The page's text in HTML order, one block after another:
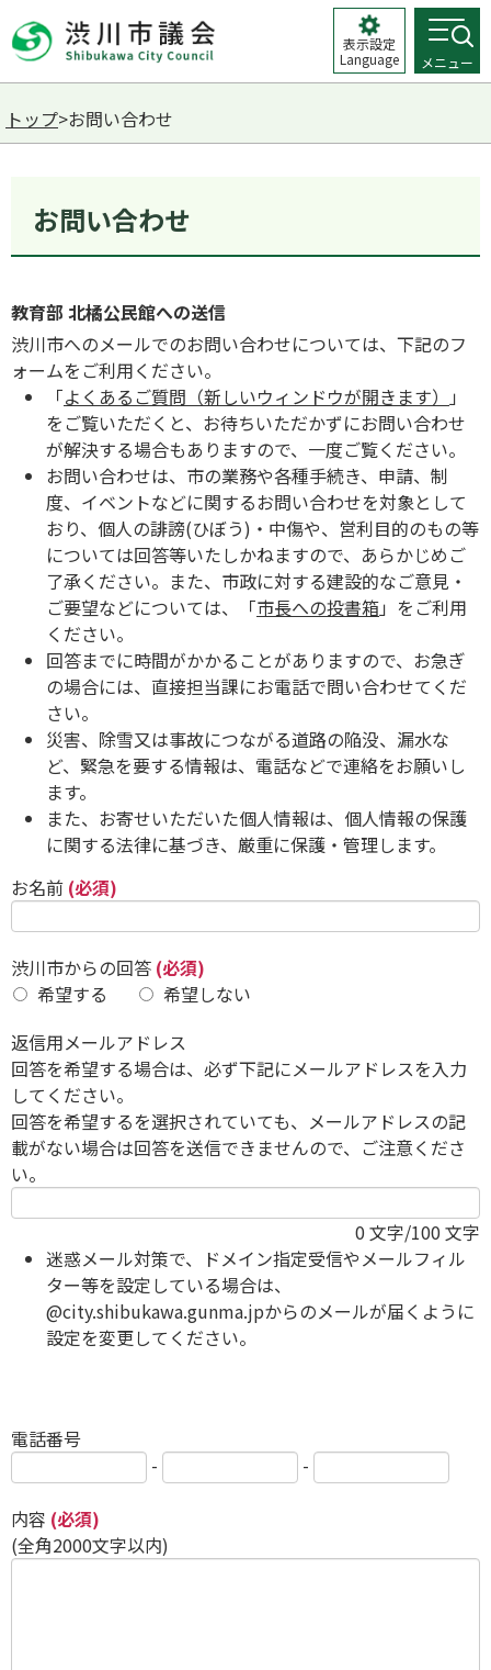
表示設定
Language
メニュー
トップ>お問い合わせ
お問い合わせ
教育部 北橘公民館への送信
渋川市へのメールでのお問い合わせについては、下記のフ
ォームをご利用ください。
「よくあるご質問（新しいウィンドウが開きます）
」
をご覧いただくと、お待ちいただかずにお問い合わせ
が解決する場合もありますので、一度ご覧ください。
お問い合わせは、市の業務や各種手続き、申請、制
度、イベントなどに関するお問い合わせを対象として
おり、個人の誹謗(ひぼう)・中傷や、営利目的のもの等
については回答等いたしかねますので、あらかじめご
了承ください。また、市政に対する建設的なご意見・
ご要望などについては、「市長への投書箱」をご利用
ください。
回答までに時間がかかることがありますので、お急ぎ
の場合には、直接担当課にお電話で問い合わせてくだ
さい。
災害、除雪又は事故につながる道路の陥没、漏水な
ど、緊急を要する情報は、電話などで連絡をお願いし
ます。
また、お寄せいただいた個人情報は、個人情報の保護
に関する法律に基づき、厳重に保護・管理します。
お名前 (必須)
渋川市からの回答 (必須)
希望する
希望しない
返信用メールアドレス
回答を希望する場合は、必ず下記にメールアドレスを入力
してください。
回答を希望するを選択されていても、メールアドレスの記
載がない場合は回答を送信できませんので、ご注意くださ
い。
0 文字/100 文字
迷惑メール対策で、ドメイン指定受信やメールフィル
ター等を設定している場合は、
@city.shibukawa.gunma.jpからのメールが届くように
設定を変更してください。
電話番号
-
-
内容 (必須)
(全角2000文字以内)